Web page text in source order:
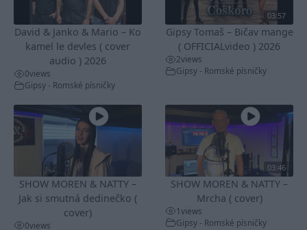
David & Janko & Mario – Ko
kamel le devles ( cover
audio ) 2026
0views
Gipsy - Romské písničky
03:57
Gipsy Tomaš – Bičav mange
( OFFICIALvideo ) 2026
2views
Gipsy - Romské písničky
SHOW MOREN & NATTY –
Jak si smutná dedinečko (
cover)
0views
03:46
SHOW MOREN & NATTY –
Mrcha ( cover)
1views
Gipsy - Romské písničky